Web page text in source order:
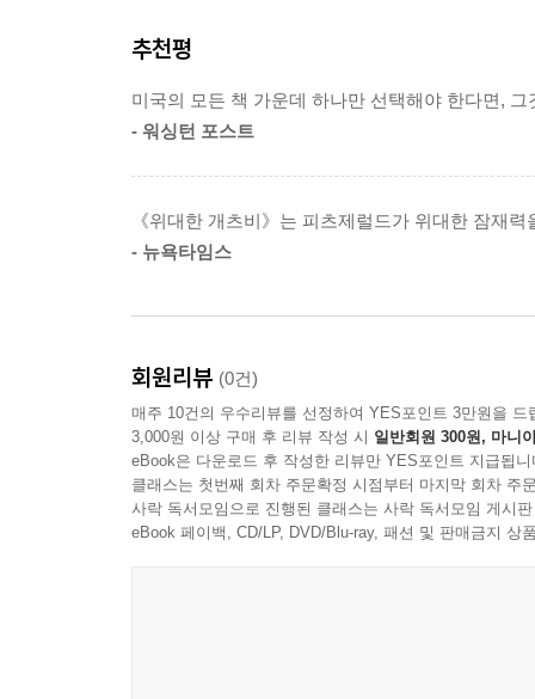
《위대한 개츠비》의 의미가 남다른 것은 암울
피츠제럴드의 《위대한 개츠비》는 삶을 대하는
부와 성공에 대한 열망과 낭만적 사랑은 평생
어우러져 지금까지 살아 숨 쉬는 인물들을 만
인간의 욕망과 순수함을 모두 아우른 《위대한
추천평
미국의 모든 책 가운데 하나만 선택해야 한다면,
- 워싱턴 포스트
《위대한 개츠비》는 피츠제럴드가 위대한 잠재
- 뉴욕타임스
회원리뷰 (0건)
매주 10건의 우수리뷰를 선정하여 YES포인트 3만원을 드
3,000원 이상 구매 후 리뷰 작성 시 일반회원 300원, 마니
eBook은 다운로드 후 작성한 리뷰만 YES포인트 지급됩니
클래스는 첫번째 회차 주문확정 시점부터 마지막 회차 주
사락 독서모임으로 진행된 클래스는 사락 독서모임 게시
eBook 페이백, CD/LP, DVD/Blu-ray, 패션 및 판매금지 상